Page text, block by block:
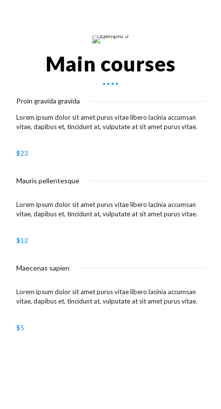
Main courses
Proin gravida gravida
Lorem ipsum dolor sit amet purus vitae libero lacinia accumsan
vitae, dapibus et, tincidunt at, vulputate at sit amet purus vitae.
$23
Mauris pellentesque
Lorem ipsum dolor sit amet purus vitae libero lacinia accumsan
vitae, dapibus et, tincidunt at, vulputate at sit amet purus vitae.
$12
Maecenas sapien
Lorem ipsum dolor sit amet purus vitae libero lacinia accumsan
vitae, dapibus et, tincidunt at, vulputate at sit amet purus vitae.
$5